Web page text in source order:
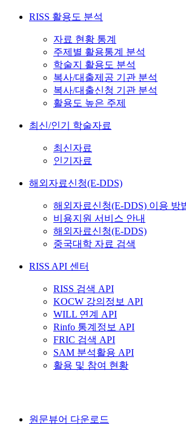
RISS 활용도 분석
자료 현황 통계
주제별 활용통계 분석
학술지 활용도 분석
복사/대출제공 기관 분석
복사/대출신청 기관 분석
활용도 높은 주제
최신/인기 학술자료
최신자료
인기자료
해외자료신청(E-DDS)
해외자료신청(E-DDS) 이용 방
비용지원 서비스 안내
해외자료신청(E-DDS)
중국대학 자료 검색
RISS API 센터
RISS 검색 API
KOCW 강의정보 API
WILL 연계 API
Rinfo 통계정보 API
FRIC 검색 API
SAM 분석활용 API
활용 및 참여 현황
원문뷰어 다운로드